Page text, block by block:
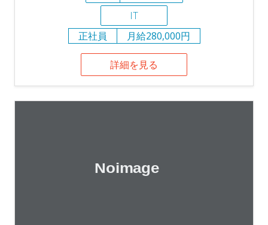
IT
正社員
月給280,000円
詳細を見る